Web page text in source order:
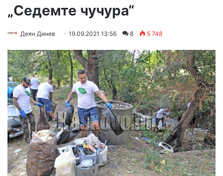
„Седемте чучура“
Деян Динев 19.09.2021 13:56 8 5 748